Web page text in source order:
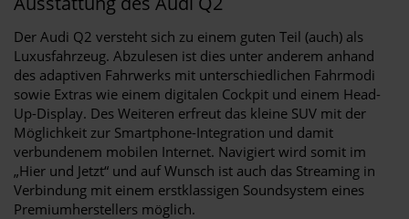
Der Audi Q2 versteht sich zu einem guten Teil (auch) als
Luxusfahrzeug. Abzulesen ist dies unter anderem anhand
des adaptiven Fahrwerks mit unterschiedlichen Fahrmodi
sowie Extras wie einem digitalen Cockpit und einem Head-
Up-Display. Des Weiteren erfreut das kleine SUV mit der
Möglichkeit zur Smartphone-Integration und damit
verbundenem mobilen Internet. Navigiert wird somit im
„Hier und Jetzt“ und auf Wunsch ist auch das Streaming in
Verbindung mit einem erstklassigen Soundsystem eines
Premiumherstellers möglich.